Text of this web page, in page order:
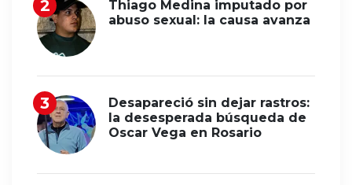
Thiago Medina imputado por
abuso sexual: la causa avanza
Desapareció sin dejar rastros:
la desesperada búsqueda de
Oscar Vega en Rosario